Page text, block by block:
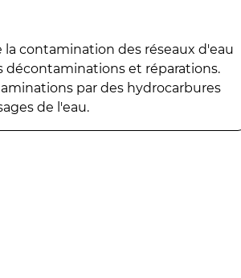
contamination des réseaux d'eau
et réparations.
par des hydrocarbures
de l'eau.